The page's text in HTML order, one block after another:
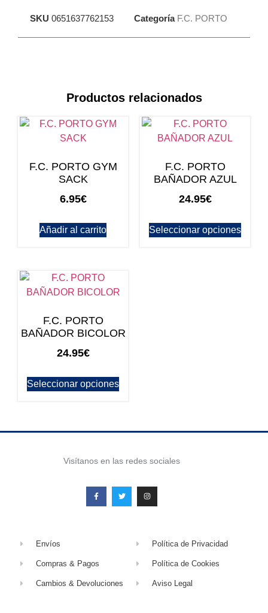
SKU 0651637762153 Categoría F.C. PORTO
Productos relacionados
F.C. PORTO GYM
SACK
6.95€
Añadir al carrito
F.C. PORTO
BAÑADOR AZUL
24.95€
Seleccionar opciones
F.C. PORTO
BAÑADOR BICOLOR
24.95€
Seleccionar opciones
Visítanos en las redes sociales
Envíos
Compras & Pagos
Cambios & Devoluciones
Política de Privacidad
Política de Cookies
Aviso Legal